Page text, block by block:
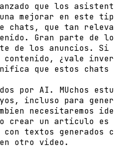
que los
mejorar en este
chats, que tan
Gran parte
de los anuncios.
¿vale
que estos
por AI. MUchos
incluso para
necesitaremos
crear un articulo
textos generados
otro video.